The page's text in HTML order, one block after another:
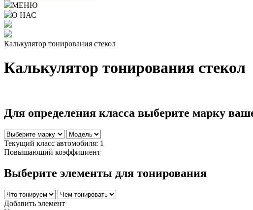
МЕНЮ
О НАС
Калькулятор тонирования стекол
Калькулятор тонирования стекол
Для определения класса выберите марку
Текущий класс автомобиля: 1
Повышающий коэффициент
Выберите элементы для тонирования
Добавить элемент